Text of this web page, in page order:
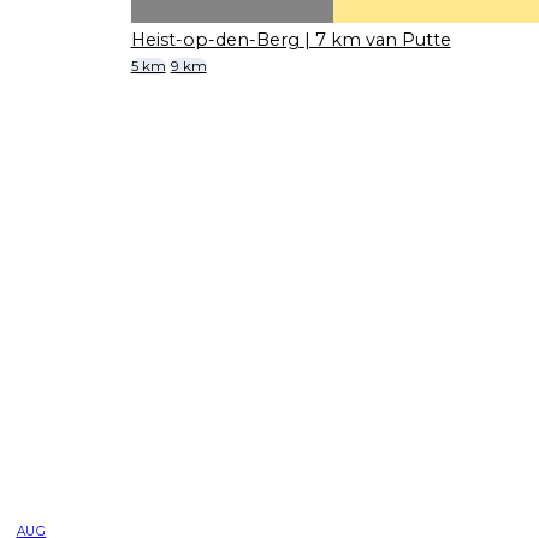
Heist-op-den-Berg | 7 km van Putte
5 km 9 km
AUG